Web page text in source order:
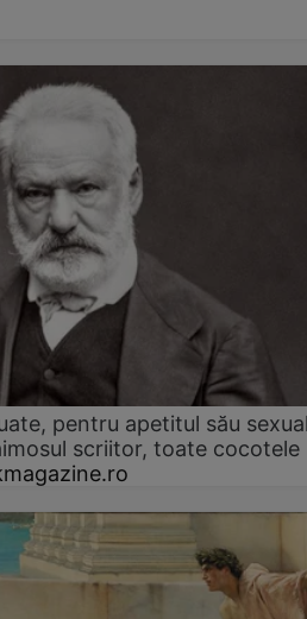
pentru apetitul său
scriitor, toate cocotele